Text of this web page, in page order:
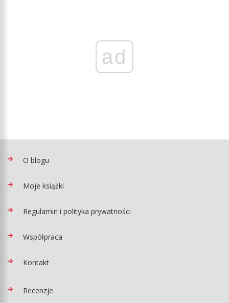
ad
O blogu
Moje książki
Regulamin i polityka prywatności
Współpraca
Kontakt
Recenzje